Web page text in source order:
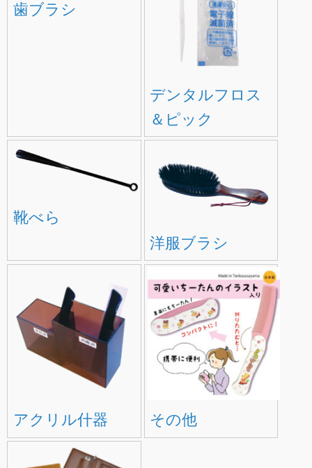
歯ブラシ
デンタルフロス
＆ピック
靴べら
洋服ブラシ
アクリル什器 その他